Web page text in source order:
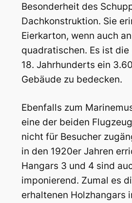
Besonderheit des
Dachkonstruktion. Sie
Eierkarton, wenn auch
quadratischen. Es ist die
18. Jahrhunderts ein
Gebäude zu bedecken.
Ebenfalls zum
eine der beiden
nicht für Besucher
in den 1920er Jahren
Hangars 3 und 4 sind
imponierend. Zumal es
erhaltenen Holzhangars